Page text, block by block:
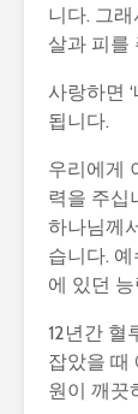
니다. 그
살과 피를
사랑하면
됩니다.
우리에게
력을 주십
하나님께
습니다.
에 있던
12년간 혈
잡았을 때
원이 깨끗